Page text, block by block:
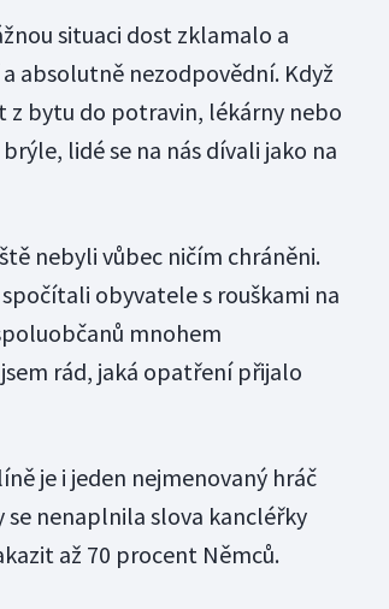
situaci dost zklamalo a
absolutně nezodpovědní. Když
bytu do potravin, lékárny nebo
lidé se na nás dívali jako na
nebyli vůbec ničím chráněni.
obyvatele s rouškami na
mnohem
rád, jaká opatření přijalo
je i jeden nejmenovaný hráč
nenaplnila slova kancléřky
až 70 procent Němců.